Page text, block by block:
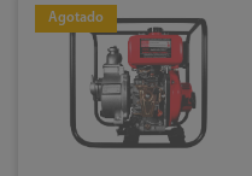
Agotado